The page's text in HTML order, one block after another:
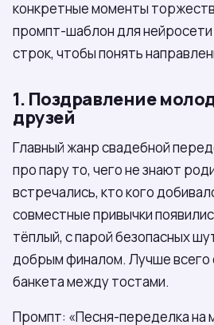
конкретные моменты
промпт-шаблон для
строк, чтобы понять
1. Поздравление
друзей
Главный жанр свадебной
про пару то, чего не знают
встречались, кто кого
совместные привычки
тёплый, с парой безопасных
добрым финалом. Лучше всего
банкета между тостами.
Промпт: «Песня-переделка на